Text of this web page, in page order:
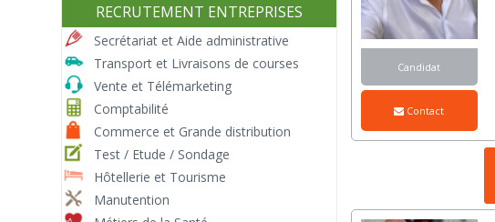
Candidat
Contact
RECRUTEMENT ENTREPRISES
Secrétariat et Aide administrative
Transport et Livraisons de courses
Vente et Télémarketing
Comptabilité
Commerce et Grande distribution
Test / Etude / Sondage
Hôtellerie et Tourisme
Manutention